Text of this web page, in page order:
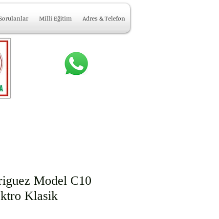
Milli Eğitim Adres & Telefon
Model C10
Klasik